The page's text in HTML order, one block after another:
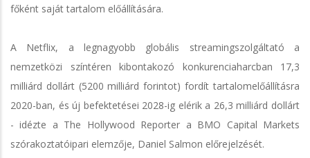
főként saját tartalom előállítására.
A Netflix, a legnagyobb globális streamingszolgáltató a
nemzetközi színtéren kibontakozó konkurenciaharcban 17,3
milliárd dollárt (5200 milliárd forintot) fordít tartalomelőállításra
2020-ban, és új befektetései 2028-ig elérik a 26,3 milliárd dollárt
- idézte a The Hollywood Reporter a BMO Capital Markets
szórakoztatóipari elemzője, Daniel Salmon előrejelzését.